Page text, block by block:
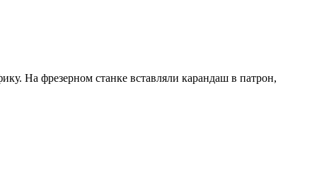
На фрезерном станке вставляли карандаш в патрон,